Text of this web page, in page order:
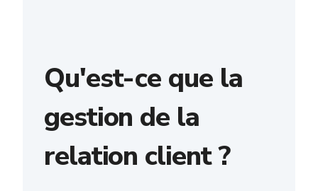
Qu'est-ce que la
gestion de la
relation client ?